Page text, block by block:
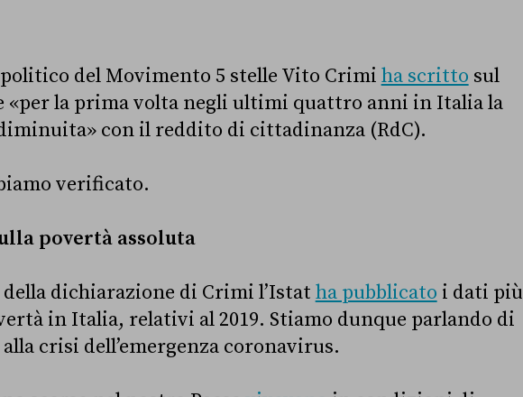
del Movimento 5 stelle Vito Crimi ha scritto sul
«per la prima volta negli ultimi quattro anni in Italia la
con il reddito di cittadinanza (RdC).
verificato.
povertà assoluta
dichiarazione di Crimi l’Istat ha pubblicato i dati più
in Italia, relativi al 2019. Stiamo dunque parlando di
crisi dell’emergenza coronavirus.